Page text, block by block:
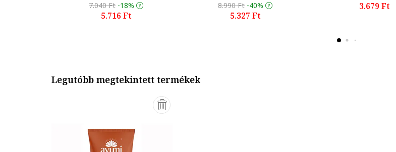
7.040 Ft -18%
5.716 Ft
8.990 Ft -40%
5.327 Ft
3.679 Ft
Legutóbb megtekintett termékek